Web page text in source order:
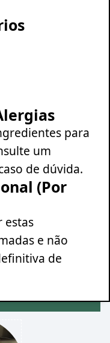
para
um
de dúvida.
(Por
estas
e não
de